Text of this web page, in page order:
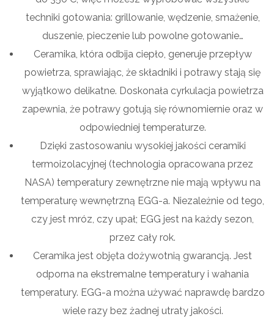
techniki gotowania: grillowanie, wędzenie, smażenie,
duszenie, pieczenie lub powolne gotowanie…
Ceramika, która odbija ciepło, generuje przepływ
powietrza, sprawiając, że składniki i potrawy stają się
wyjątkowo delikatne. Doskonała cyrkulacja powietrza
zapewnia, że potrawy gotują się równomiernie oraz w
odpowiedniej temperaturze.
Dzięki zastosowaniu wysokiej jakości ceramiki
termoizolacyjnej (technologia opracowana przez
NASA) temperatury zewnętrzne nie mają wpływu na
temperaturę wewnętrzną EGG-a. Niezależnie od tego,
czy jest mróz, czy upał; EGG jest na każdy sezon,
przez cały rok.
Ceramika jest objęta dożywotnią gwarancją. Jest
odporna na ekstremalne temperatury i wahania
temperatury. EGG-a można używać naprawdę bardzo
wiele razy bez żadnej utraty jakości.